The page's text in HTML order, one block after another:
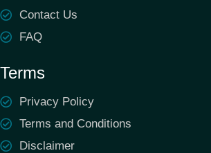
Contact Us
FAQ
Terms
Privacy Policy
Terms and Conditions
Disclaimer